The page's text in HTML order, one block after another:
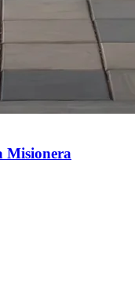
Misionera